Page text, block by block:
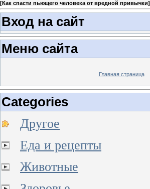
[Как спасти пьющего человека от вредной привычки]
Вход на сайт
Меню сайта
Главная страница
Categories
Другое
Еда и рецепты
Животные